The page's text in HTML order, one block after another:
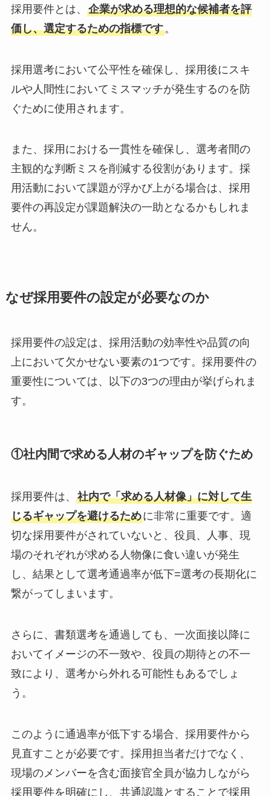
採用要件とは、 企業が求める理想的な候補者を評
価し、選定するための指標です。
採用選考において公平性を確保し、採用後にスキ
ルや人間性においてミスマッチが発生するのを防
ぐために使用されます。
また、採用における一貫性を確保し、選考者間の
主観的な判断ミスを削減する役割があります。採
用活動において課題が浮かび上がる場合は、採用
要件の再設定が課題解決の一助となるかもしれま
せん。
なぜ採用要件の設定が必要なのか
採用要件の設定は、採用活動の効率性や品質の向
上において欠かせない要素の1つです。採用要件の
重要性については、以下の3つの理由が挙げられま
す。
①社内間で求める人材のギャップを防ぐため
採用要件は、 社内で「求める人材像」に対して生
じるギャップを避けるために非常に重要です。適
切な採用要件がされていないと、役員、人事、現
場のそれぞれが求める人物像に食い違いが発生
し、結果として選考通過率が低下=選考の長期化に
繋がってしまいます。
さらに、書類選考を通過しても、一次面接以降に
おいてイメージの不一致や、役員の期待との不一
致により、選考から外れる可能性もあるでしょ
う。
このように通過率が低下する場合、採用要件から
見直すことが必要です。採用担当者だけでなく、
現場のメンバーを含む面接官全員が協力しながら
採用要件を明確にし、共通認識とすることで採用